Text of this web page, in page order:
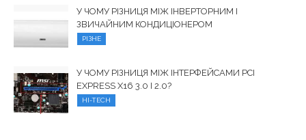
У ЧОМУ РІЗНИЦЯ МІЖ ІНВЕРТОРНИМ І
ЗВИЧАЙНИМ КОНДИЦІОНЕРОМ
РІЗНЕ
У ЧОМУ РІЗНИЦЯ МІЖ ІНТЕРФЕЙСАМИ PCI
EXPRESS X16 3.0 І 2.0?
HI-TECH